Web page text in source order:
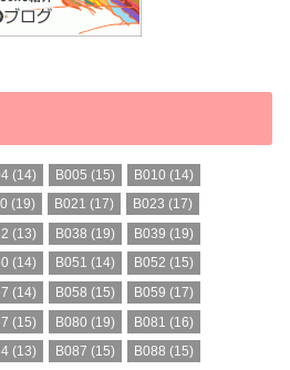
(14) B005 (15) B010 (14)
(19) B021 (17) B023 (17)
(13) B038 (19) B039 (19)
(14) B051 (14) B052 (15)
(14) B058 (15) B059 (17)
(15) B080 (19) B081 (16)
(13) B087 (15) B088 (15)